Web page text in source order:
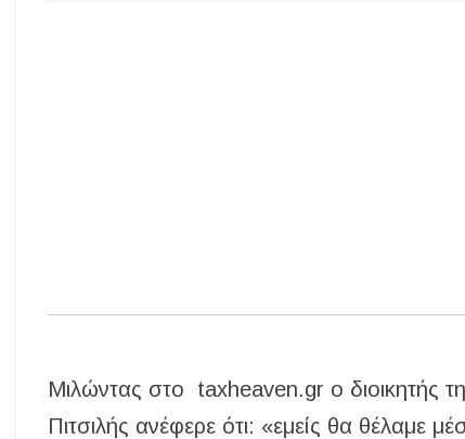
Μιλώντας στο taxheaven.gr ο
Πιτσιλής ανέφερε ότι: «εμείς θα θέλαμε